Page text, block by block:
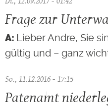
Frage zur
Lieber Andre, Sie
gültig und – ganz
So., 11.12.2016 - 17:15
Patenamt